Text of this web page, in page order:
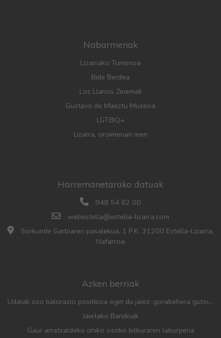
Nabarmenak
Lizarrako Turismoa
Bide Berdea
Los Llanos Zinemak
Gustavo de Maeztu Museoa
LGTBIQ+
Lizarra, oroimenari men
Harremanetarako datuak
948 54 82 00
webestella@estella-lizarra.com
Sorkunde Garbiaren pasalekua, 1 P.K. 31200 Estella-Lizarra,
Nafarroa
Azken berriak
Udalak oso balorazio positiboa egin du jaiez: gorabehera gutxiago, parte-hartze handia eta aurreko urteetan baino jende gehiago
Jaietako Bandoak
Gaur arratsaldeko ohiko osoko bilkuraren laburpena